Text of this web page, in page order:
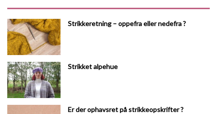
Strikkeretning – oppefra eller nedefra ?
Strikket alpehue
Er der ophavsret på strikkeopskrifter ?